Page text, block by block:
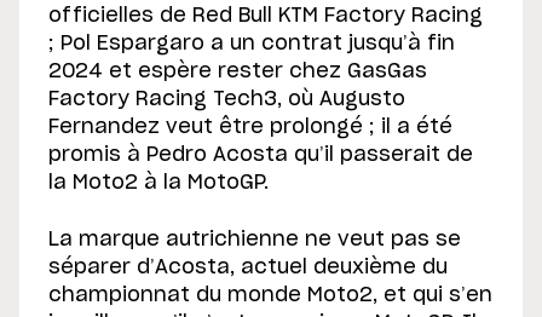
officielles de Red Bull KTM Factory Racing
; Pol Espargaro a un contrat jusqu’à fin
2024 et espère rester chez GasGas
Factory Racing Tech3, où Augusto
Fernandez veut être prolongé ; il a été
promis à Pedro Acosta qu’il passerait de
la Moto2 à la MotoGP.
La marque autrichienne ne veut pas se
séparer d’Acosta, actuel deuxième du
championnat du monde Moto2, et qui s’en